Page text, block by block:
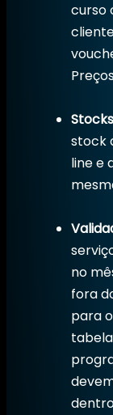
curso
stock
line e
no
fora
para